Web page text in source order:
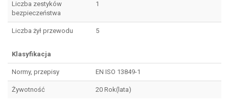
Liczba zestyków
bezpieczeństwa
1
Liczba żył przewodu 5
Klasyfikacja
Normy, przepisy EN ISO 13849-1
Żywotność 20 Rok(lata)